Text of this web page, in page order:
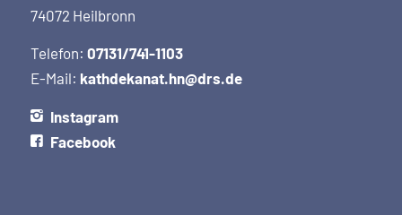
74072 Heilbronn
Telefon: 07131/741-1103
E-Mail: kathdekanat.hn@drs.de
Instagram
Facebook